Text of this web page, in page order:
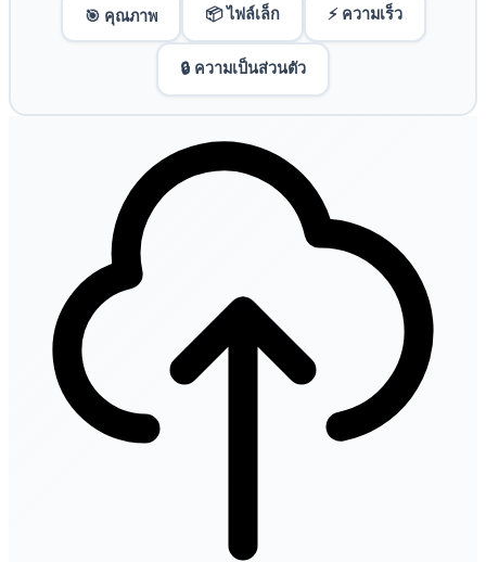
🎯 คุณภาพ 📦 ไฟล์เล็ก ⚡ ความเร็ว
🔒 ความเป็นส่วนตัว